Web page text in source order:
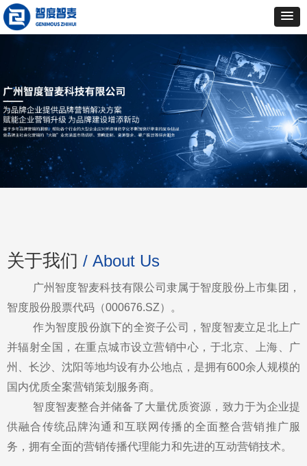
关于我们 / About Us
广州智度智麦科技有限公司隶属于智度股份上市集团，
智度股份股票代码（000676.SZ）。
作为智度股份旗下的全资子公司，智度智麦立足北上广
并辐射全国，在重点城市设立营销中心，于北京、上海、广
州、长沙、沈阳等地均设有办公地点，是拥有600余人规模的
国内优质全案营销策划服务商。
智度智麦整合并储备了大量优质资源，致力于为企业提
供融合传统品牌沟通和互联网传播的全面整合营销推广服
务，拥有全面的营销传播代理能力和先进的互动营销技术。